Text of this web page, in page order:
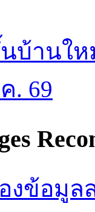
บ้านใ
. 69
งข้อมูล